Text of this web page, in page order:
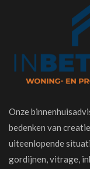
Onze
bedenken van
uiteenlopende
gordijnen, vitrage,